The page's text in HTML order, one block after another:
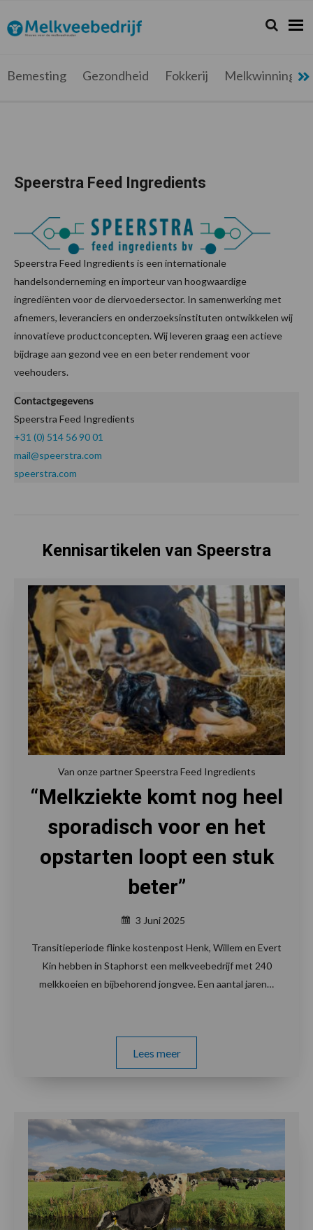
de
hoofdnavigatie
de
hoofd
de
voettekst
Melkveebedrijf.be
Nieuws
melkveehouder
Zoeken...
Zoek
Bemesting Gezondheid Fokkerij Melkwinning
Speerstra Feed Ingredients
Speerstra Feed Ingredients is een internationale
handelsonderneming en importeur van hoogwaardige
ingrediënten voor de diervoedersector. In samenwerking met
afnemers, leveranciers en onderzoeksinstituten ontwikkelen wij
innovatieve productconcepten. Wij leveren graag een actieve
bijdrage aan gezond vee en een beter rendement voor
veehouders.
Contactgegevens
Speerstra Feed Ingredients
+31 (0) 514 56 90 01
mail@speerstra.com
speerstra.com
Kennisartikelen van Speerstra
Van onze partner Speerstra Feed Ingredients
“Melkziekte komt nog heel
sporadisch voor en het
opstarten loopt een stuk
beter”
3 Juni 2025
Transitieperiode flinke kostenpost Henk, Willem en Evert
Kin hebben in Staphorst een melkveebedrijf met 240
melkkoeien en bijbehorend jongvee. Een aantal jaren…
Lees meer